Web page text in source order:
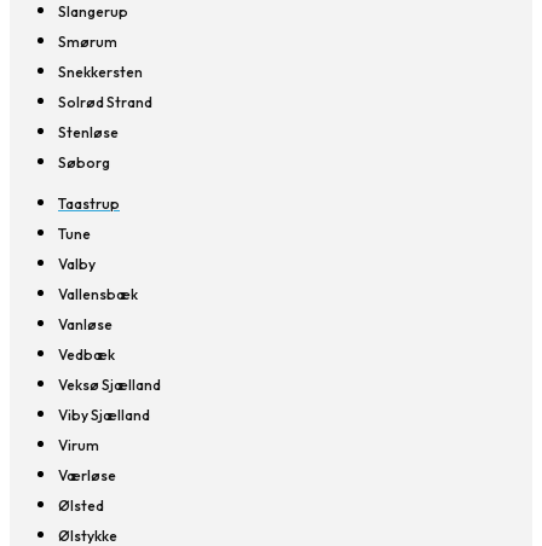
Slangerup
Smørum
Snekkersten
Solrød Strand
Stenløse
Søborg
Taastrup
Tune
Valby
Vallensbæk
Vanløse
Vedbæk
Veksø Sjælland
Viby Sjælland
Virum
Værløse
Ølsted
Ølstykke